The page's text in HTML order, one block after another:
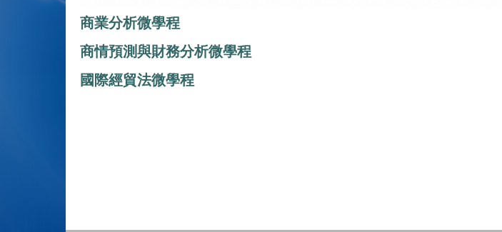
商業分析微學程
商情預測與財務分析微學程
國際經貿法微學程